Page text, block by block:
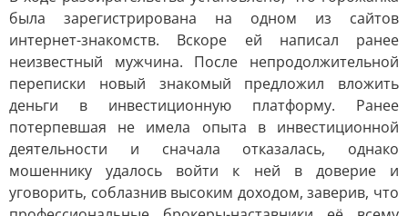
была зарегистрирована на одном из сайтов
интернет-знакомств. Вскоре ей написал ранее
неизвестный мужчина. После непродолжительной
переписки новый знакомый предложил вложить
деньги в инвестиционную платформу. Ранее
потерпевшая не имела опыта в инвестиционной
деятельности и сначала отказалась, однако
мошеннику удалось войти к ней в доверие и
уговорить, соблазнив высоким доходом, заверив, что